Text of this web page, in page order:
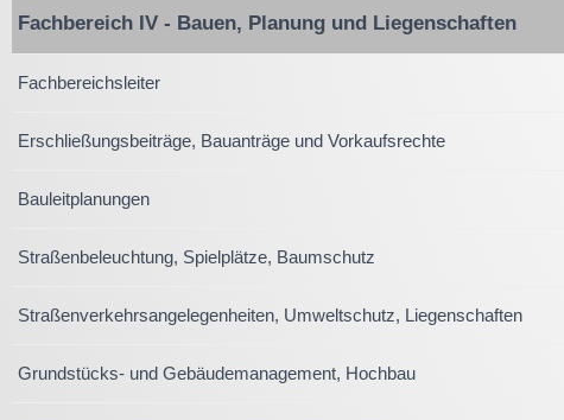
Fachbereich IV - Bauen, Planung und Liegenschaften
Fachbereichsleiter
Erschließungsbeiträge, Bauanträge und Vorkaufsrechte
Bauleitplanungen
Straßenbeleuchtung, Spielplätze, Baumschutz
Straßenverkehrsangelegenheiten, Umweltschutz, Liegenschaften
Grundstücks- und Gebäudemanagement, Hochbau